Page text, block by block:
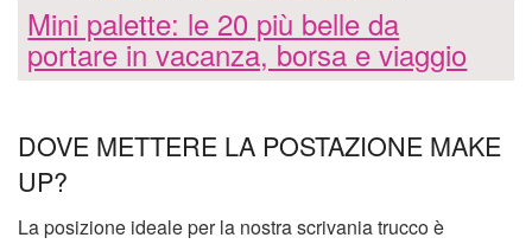
Mini palette: le 20 più belle da
portare in vacanza, borsa e viaggio
DOVE METTERE LA POSTAZIONE MAKE
UP?
La posizione ideale per la nostra scrivania trucco è